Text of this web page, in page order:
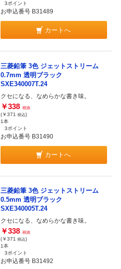
3ポイント
お申込番号 B31489
カートへ
三菱鉛筆 3色 ジェットストリーム
0.7mm 透明ブラック
SXE340007T.24
クセになる、なめらかな書き味。
￥338 税抜
(￥371 税込)
1本
3ポイント
お申込番号 B31490
カートへ
三菱鉛筆 3色 ジェットストリーム
0.5mm 透明ブラック
SXE340005T.24
クセになる、なめらかな書き味。
￥338 税抜
(￥371 税込)
1本
3ポイント
お申込番号 B31492